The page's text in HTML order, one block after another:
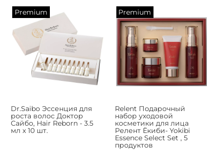
Premium
Dr.Saibo Эссенция для
роста волос Доктор
Сайбо, Hair Reborn - 3.5
мл х 10 шт.
Premium
Relent Подарочный
набор уходовой
косметики для лица
Релент Ёкиби- Yokibi
Essence Select Set , 5
продуктов